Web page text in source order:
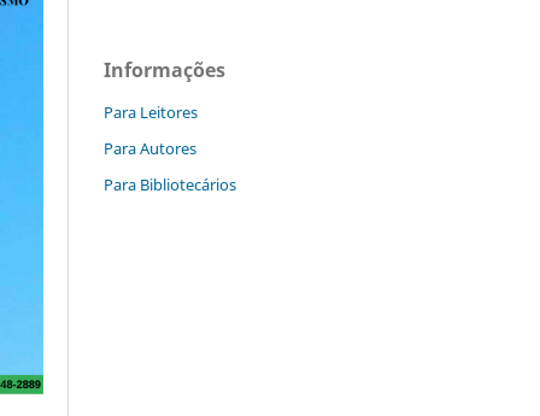
Informações
Para Leitores
Para Autores
Para Bibliotecários